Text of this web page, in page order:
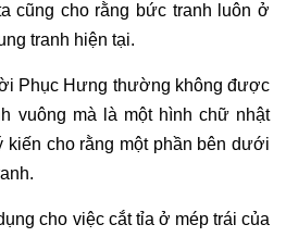
cũng cho rằng bức tranh luôn ở
tranh hiện tại.
Phục Hưng thường không được
vuông mà là một hình chữ nhật
kiến ​​cho rằng một phần bên dưới
cho việc cắt tỉa ở mép trái của